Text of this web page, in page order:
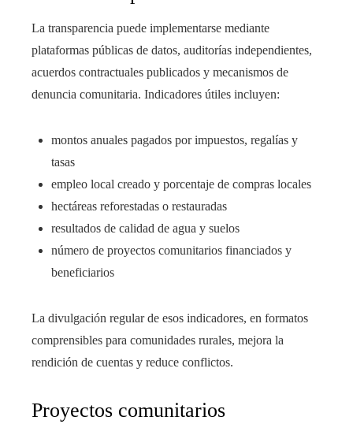
La transparencia puede implementarse mediante
plataformas públicas de datos, auditorías independientes,
acuerdos contractuales publicados y mecanismos de
denuncia comunitaria. Indicadores útiles incluyen:
montos anuales pagados por impuestos, regalías y
tasas
empleo local creado y porcentaje de compras locales
hectáreas reforestadas o restauradas
resultados de calidad de agua y suelos
número de proyectos comunitarios financiados y
beneficiarios
La divulgación regular de esos indicadores, en formatos
comprensibles para comunidades rurales, mejora la
rendición de cuentas y reduce conflictos.
Proyectos comunitarios